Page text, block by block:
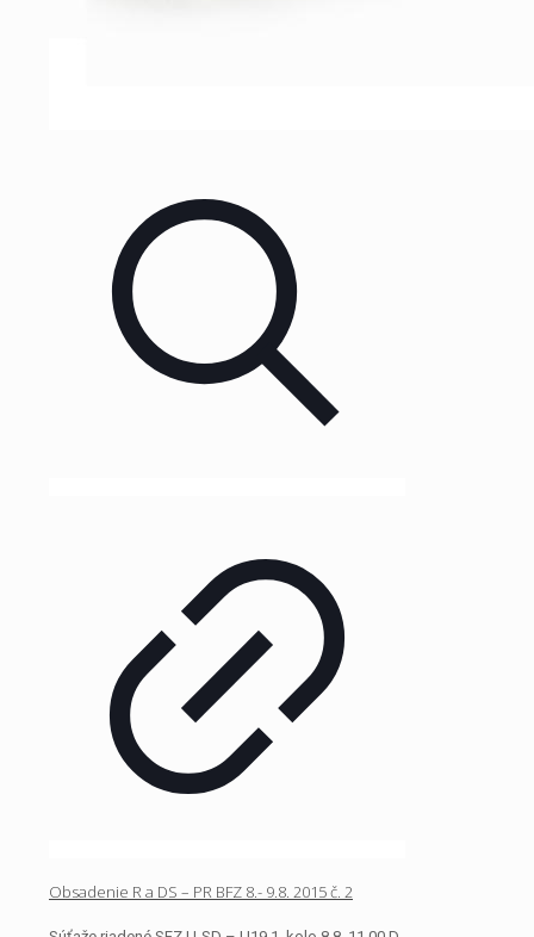
Obsadenie R a DS – PR BFZ 8.- 9.8. 2015 č. 2